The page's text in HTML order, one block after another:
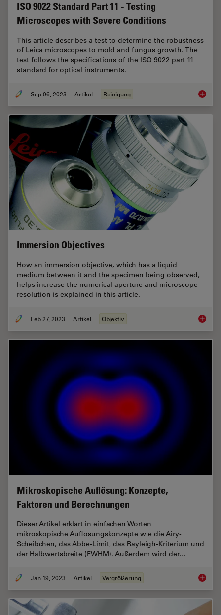
ISO 9022 Standard Part 11 - Testing
Microscopes with Severe Conditions
This article describes a test to determine the robustness
of Leica microscopes to mold and fungus growth. The
test follows the specifications of the ISO 9022 part 11
standard for optical instruments.
Sep 06, 2023 Artikel Reinigung ISO
Immersion Objectives
How an immersion objective, which has a liquid
medium between it and the specimen being observed,
helps increase the numerical aperture and microscope
resolution is explained in this article.
Feb 27, 2023 Artikel Objektiv
Mikroskopische Auflösung: Konzepte,
Faktoren und Berechnungen
Dieser Artikel erklärt in einfachen Worten
mikroskopische Auflösungskonzepte wie die Airy-
Scheibchen, das Abbe-Limit, das Rayleigh-Kriterium und
der Halbwertsbreite (FWHM). Außerdem wird der…
Jan 19, 2023 Artikel Vergrößerung